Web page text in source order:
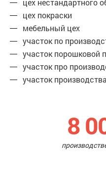
цех нестандартного
цех покраски
мебельный цех
участок по
участок порошковой
участок про
участок
8